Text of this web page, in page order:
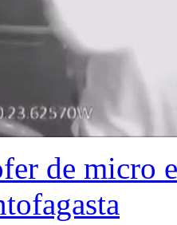
de micro